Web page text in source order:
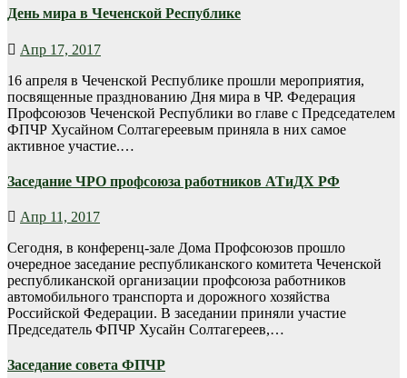
День мира в Чеченской Республике
Апр 17, 2017
16 апреля в Чеченской Республике прошли мероприятия,
посвященные празднованию Дня мира в ЧР. Федерация
Профсоюзов Чеченской Республики во главе с Председателем
ФПЧР Хусайном Солтагереевым приняла в них самое
активное участие.…
Заседание ЧРО профсоюза работников АТиДХ РФ
Апр 11, 2017
Сегодня, в конференц-зале Дома Профсоюзов прошло
очередное заседание республиканского комитета Чеченской
республиканской организации профсоюза работников
автомобильного транспорта и дорожного хозяйства
Российской Федерации. В заседании приняли участие
Председатель ФПЧР Хусайн Солтагереев,…
Заседание совета ФПЧР